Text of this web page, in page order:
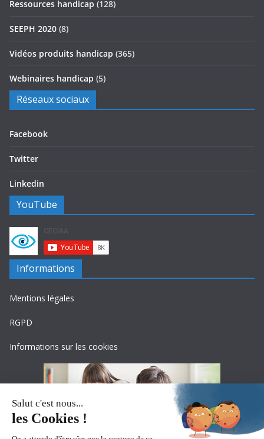
Ressources handicap (128)
SEEPH 2020 (8)
Vidéos produits handicap (365)
Webinaires handicap (5)
Réseaux sociaux
Facebook
Twitter
Linkedin
YouTube
Informations
Mentions légales
RGPD
Informations sur les cookies